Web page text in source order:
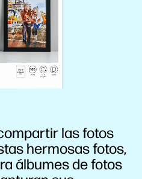
las fotos
hermosas fotos,
álbumes de fotos